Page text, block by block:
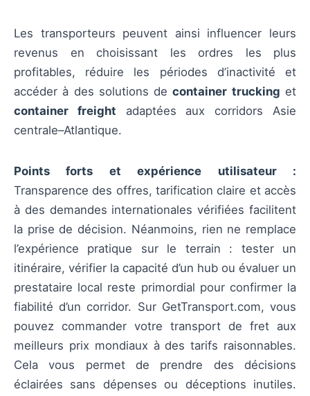
Les transporteurs peuvent ainsi influencer leurs
revenus en choisissant les ordres les plus
profitables, réduire les périodes d’inactivité et
accéder à des solutions decontainer trucking et
container freight adaptées aux corridors Asie
centrale–Atlantique.
Points forts et expérience utilisateur :
Transparence des offres, tarification claire et accès
à des demandes internationales vérifiées facilitent
la prise de décision. Néanmoins, rien ne remplace
l’expérience pratique sur le terrain : tester un
itinéraire, vérifier la capacité d’un hub ou évaluer un
prestataire local reste primordial pour confirmer la
fiabilité d’un corridor. Sur GetTransport.com, vous
pouvez commander votre transport de fret aux
meilleurs prix mondiaux à des tarifs raisonnables.
Cela vous permet de prendre des décisions
éclairées sans dépenses ou déceptions inutiles.